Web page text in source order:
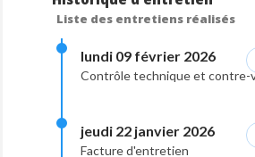
indicatif et non contractuelles.
⸻
HONORAIRES & CONDITIONS
automobile, des frais d'agence sont
de l’acquéreur :
Liste des entretiens réalisés
lundi 09 février 2026
Contrôle technique et contre-
jeudi 22 janvier 2026
Facture d'entretien